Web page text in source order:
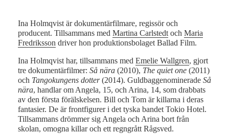
Ina Holmqvist är dokumentärfilmare, regissör och
producent. Tillsammans med Martina Carlstedt och Maria
Fredriksson driver hon produktionsbolaget Ballad Film.
Ina Holmqvist har, tillsammans med Emelie Wallgren, gjort
tre dokumentärfilmer: Så nära (2010), The quiet one (2011)
och Tangokungens dotter(2014). Guldbaggenominerade Så
nära, handlar om Angela, 15, och Arina, 14, som drabbats
av den första förälskelsen. Bill och Tom är killarna i deras
fantasier. De är frontfigurer i det tyska bandet Tokio Hotel.
Tillsammans drömmer sig Angela och Arina bort från
skolan, omogna killar och ett regngrått Rågsved.